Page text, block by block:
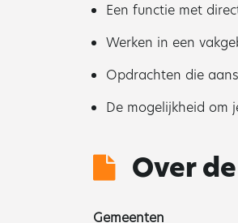
Een functie met
Werken in een
Opdrachten die
De mogelijkheid om
Over
Gemeenten